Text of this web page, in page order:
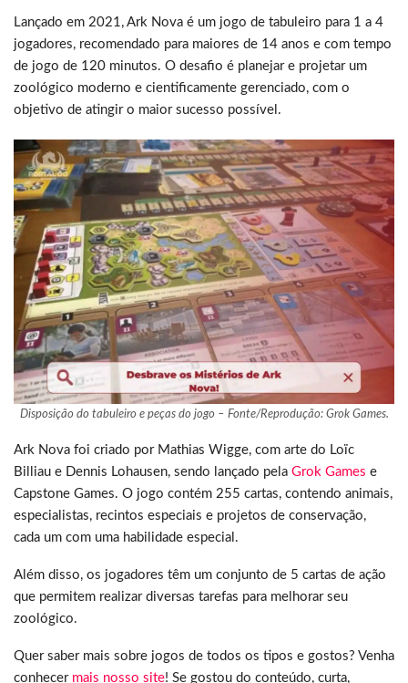
Lançado em 2021, Ark Nova é um jogo de tabuleiro para 1 a 4
jogadores, recomendado para maiores de 14 anos e com tempo
de jogo de 120 minutos. O desafio é planejar e projetar um
zoológico moderno e cientificamente gerenciado, com o
objetivo de atingir o maior sucesso possível.
Disposição do tabuleiro e peças do jogo – Fonte/Reprodução: Grok Games.
Ark Nova foi criado por Mathias Wigge, com arte do Loïc
Billiau e Dennis Lohausen, sendo lançado pela Grok Games e
Capstone Games. O jogo contém 255 cartas, contendo animais,
especialistas, recintos especiais e projetos de conservação,
cada um com uma habilidade especial.
Além disso, os jogadores têm um conjunto de 5 cartas de ação
que permitem realizar diversas tarefas para melhorar seu
zoológico.
Quer saber mais sobre jogos de todos os tipos e gostos? Venha
conhecer mais nosso site! Se gostou do conteúdo, curta,